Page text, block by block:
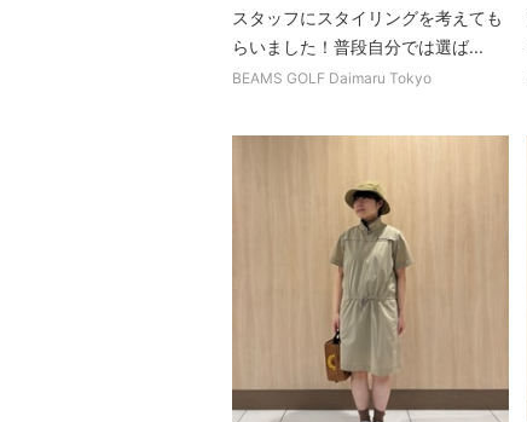
スタッフにスタイリングを考えても
らいました！普段自分では選ば...
BEAMS GOLF Daimaru Tokyo